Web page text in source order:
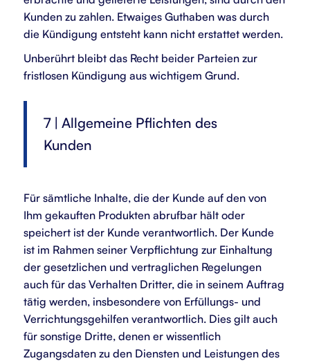
Kunden zu zahlen. Etwaiges Guthaben was durch
die Kündigung entsteht kann nicht erstattet werden.
Unberührt bleibt das Recht beider Parteien zur
fristlosen Kündigung aus wichtigem Grund.
7 | Allgemeine Pflichten des
Kunden
Für sämtliche Inhalte, die der Kunde auf den von
Ihm gekauften Produkten abrufbar hält oder
speichert ist der Kunde verantwortlich. Der Kunde
ist im Rahmen seiner Verpflichtung zur Einhaltung
der gesetzlichen und vertraglichen Regelungen
auch für das Verhalten Dritter, die in seinem Auftrag
tätig werden, insbesondere von Erfüllungs- und
Verrichtungsgehilfen verantwortlich. Dies gilt auch
für sonstige Dritte, denen er wissentlich
Zugangsdaten zu den Diensten und Leistungen des